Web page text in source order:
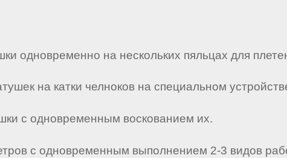
одновременно на нескольких пяльцах для
на катки челноков на специальном
с одновременным воскованием их.
с одновременным выполнением 2-3 видов